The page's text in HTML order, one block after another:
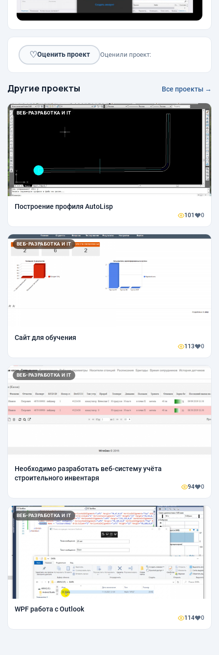
♡Оценить проект Оценили проект:
Другие проекты Все проекты →
ВЕБ-РАЗРАБОТКА И IT
Построение профиля AutoLisp
101 0
ВЕБ-РАЗРАБОТКА И IT
Сайт для обучения
113 0
ВЕБ-РАЗРАБОТКА И IT
Необходимо разработать веб-систему учёта
строительного инвентаря
94 0
ВЕБ-РАЗРАБОТКА И IT
WPF работа с Outlook
114 0